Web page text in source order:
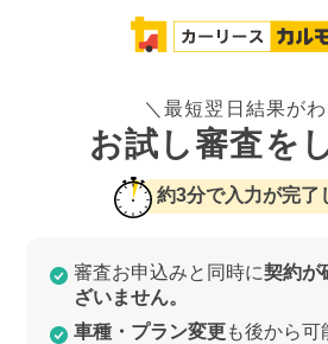
＼最短翌日結果が
お試し審査を
約3分で入力が完了
審査お申込みと同時に契約が
ざいません。
車種・プラン変更も後から可